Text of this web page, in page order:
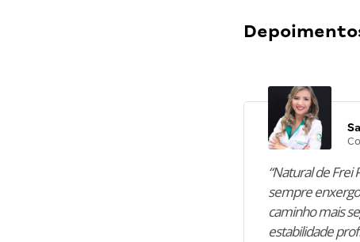
“Natural de Frei
sempre
caminho mais
estabilidade